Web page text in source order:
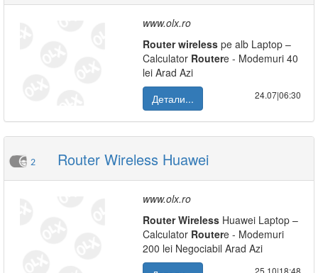
www.olx.ro
Router wireless pe alb Laptop –
Calculator Routere - Modemuri 40
lei Arad Azi
Детали...
24.07|06:30
2 Router Wireless Huawei
www.olx.ro
Router Wireless Huawei Laptop –
Calculator Routere - Modemuri
200 lei Negociabil Arad Azi
25.10|18:48